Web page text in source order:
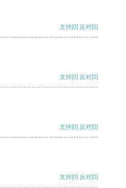
支持[0] 反对[0]
支持[0] 反对[0]
支持[0] 反对[0]
支持[0] 反对[0]